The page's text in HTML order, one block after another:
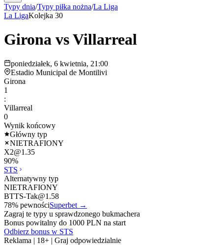
Typy dnia/Typy piłka nożna/La Liga
La LigaKolejka 30
Girona vsVillarreal
poniedziałek, 6 kwietnia, 21:00
Estadio Municipal de Montilivi
Girona
1
:
Villarreal
0
Wynik końcowy
Główny typ
NIETRAFIONY
X2@1.35
90%
STS
Alternatywny typ
NIETRAFIONY
BTTS-Tak@1.58
78% pewnościSuperbet →
Zagraj te typy u sprawdzonego bukmachera
Bonus powitalny do 1000 PLN na start
Odbierz bonus w STS
Reklama | 18+ | Graj odpowiedzialnie